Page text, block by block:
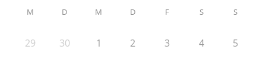
M D M D F S S
29 30 1 2 3 4 5